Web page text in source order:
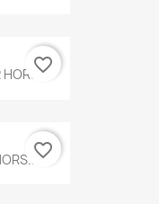
HORS...
favorite_border
favorite_border